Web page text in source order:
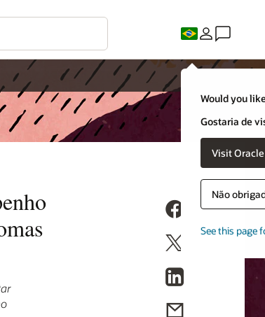
Would you
Gostaria de
Visit
Não
See this page